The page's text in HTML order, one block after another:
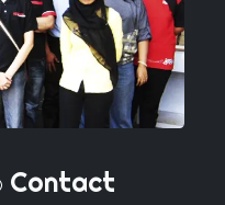
Contact